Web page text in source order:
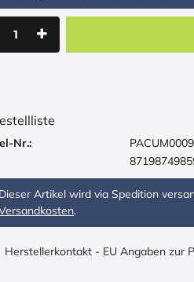
Nr.:
Dieser Artikel wird via Spedition
.
Herstellerkontakt - EU Angaben zur